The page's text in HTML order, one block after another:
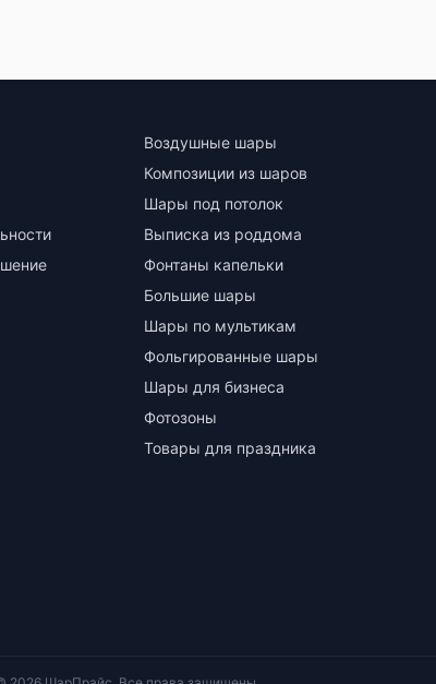
Воздушные шары
Композиции из шаров
Шары под потолок
Выписка из роддома
Фонтаны капельки
Большие шары
Шары по мультикам
Фольгированные шары
Шары для бизнеса
Фотозоны
Товары для праздника